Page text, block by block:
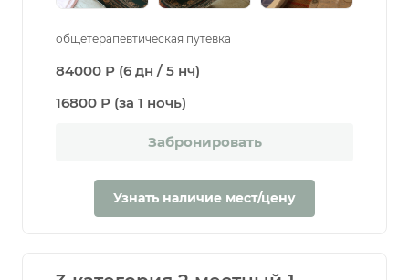
общетерапевтическая путевка
84000 Р (6 дн / 5 нч)
16800 Р (за 1 ночь)
Забронировать
Узнать наличие мест/цену